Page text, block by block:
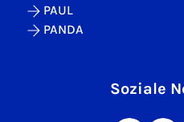
PAUL
PANDA
Soziale